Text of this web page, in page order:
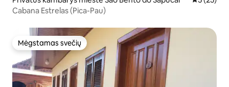
Cabana Estrelas (Pica-Pau)
Mėgstamas svečių
Mėgstamas svečių